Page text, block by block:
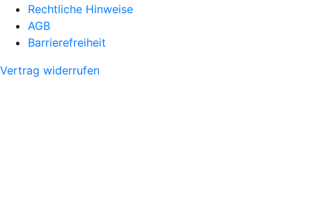
Rechtliche Hinweise
AGB
Barrierefreiheit
Vertrag widerrufen